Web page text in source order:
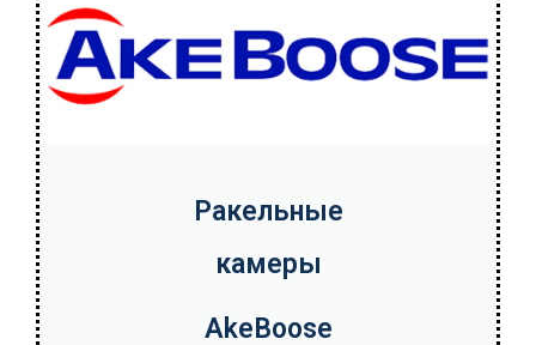
Ракельные
камеры
AkeBoose